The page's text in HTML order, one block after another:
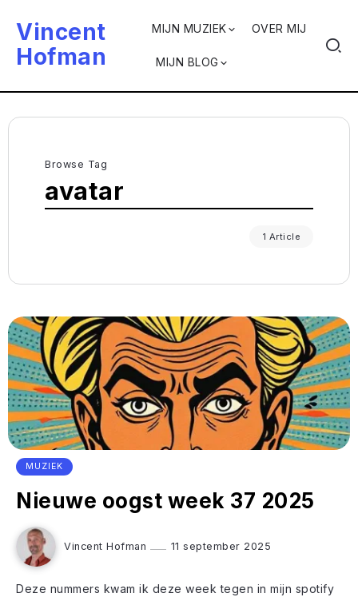
Vincent
Hofman
MIJN MUZIEK OVER MIJ
MIJN BLOG
Browse Tag
avatar
1 Article
MUZIEK
Nieuwe oogst week 37 2025
Vincent Hofman 11 september 2025
Deze nummers kwam ik deze week tegen in mijn spotify